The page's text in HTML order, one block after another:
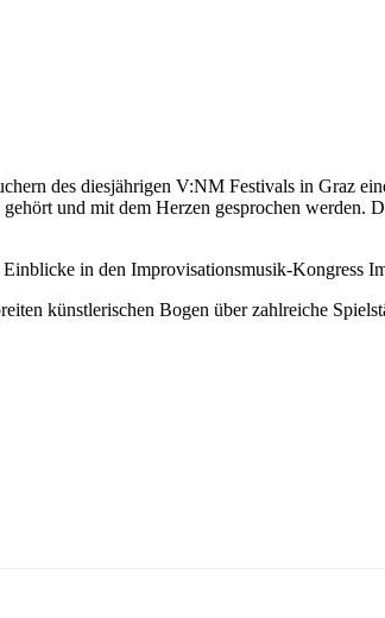
des diesjährigen V:NM Festivals in Graz
und mit dem Herzen gesprochen
in den Improvisationsmusik-Kongress
künstlerischen Bogen über zahlreiche